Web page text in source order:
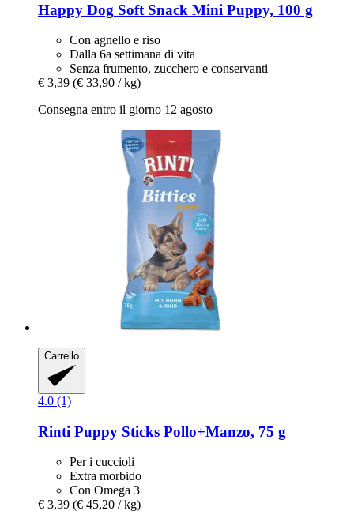
Happy Dog Soft Snack Mini Puppy, 100 g
Con agnello e riso
Dalla 6a settimana di vita
Senza frumento, zucchero e conservanti
€ 3,39 (€ 33,90 / kg)
Consegna entro il giorno 12 agosto
Carrello
4.0 (1)
Rinti Puppy Sticks Pollo+Manzo, 75 g
Per i cuccioli
Extra morbido
Con Omega 3
€ 3,39 (€ 45,20 / kg)